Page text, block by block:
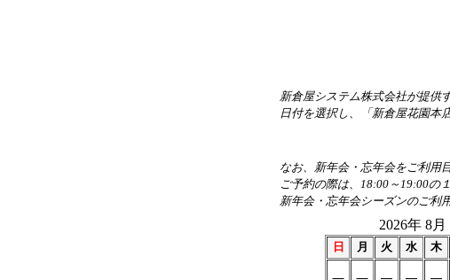
新倉屋システム株式会社が提供
日付を選択し、「新倉屋花園本
なお、新年会・忘年会をご利用
ご予約の際は、18:00～19:00の
新年会・忘年会シーズンのご利
2026年 8月
日 月 火 水 木